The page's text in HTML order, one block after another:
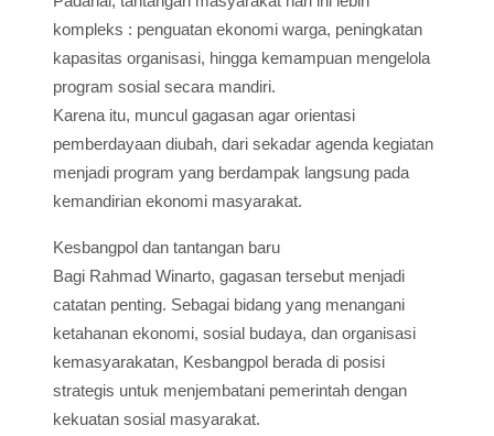
kompleks : penguatan ekonomi warga, peningkatan
kapasitas organisasi, hingga kemampuan mengelola
program sosial secara mandiri.
Karena itu, muncul gagasan agar orientasi
pemberdayaan diubah, dari sekadar agenda kegiatan
menjadi program yang berdampak langsung pada
kemandirian ekonomi masyarakat.
Kesbangpol dan tantangan baru
Bagi Rahmad Winarto, gagasan tersebut menjadi
catatan penting. Sebagai bidang yang menangani
ketahanan ekonomi, sosial budaya, dan organisasi
kemasyarakatan, Kesbangpol berada di posisi
strategis untuk menjembatani pemerintah dengan
kekuatan sosial masyarakat.